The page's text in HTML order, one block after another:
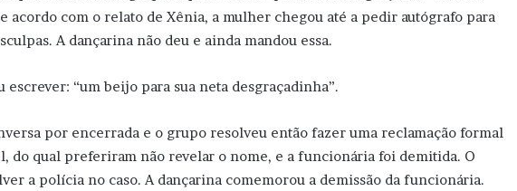
acordo com o relato de Xênia, a mulher chegou até a pedir autógrafo para
A dançarina não deu e ainda mandou essa.
escrever: “um beijo para sua neta desgraçadinha”.
por encerrada e o grupo resolveu então fazer uma reclamação formal
do qual preferiram não revelar o nome, e a funcionária foi demitida. O
a polícia no caso. A dançarina comemorou a demissão da funcionária.